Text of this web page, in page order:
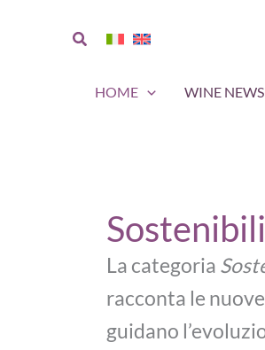
Cerca
HOME WINE NEWS
La categoria
racconta le
guidano